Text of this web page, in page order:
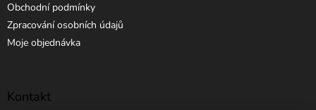
Obchodní podmínky
Zpracování osobních údajů
Moje objednávka
Kontakt